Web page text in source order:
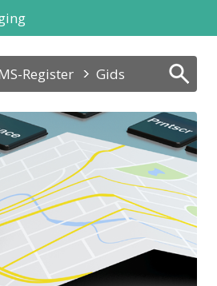
Register Gids